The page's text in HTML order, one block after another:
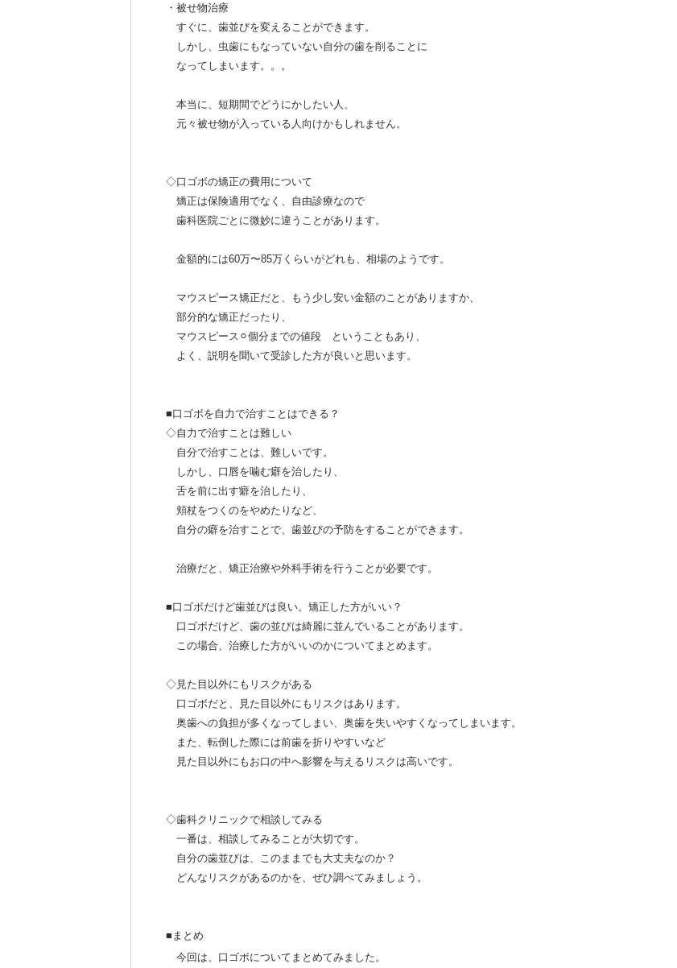
・被せ物治療
すぐに、歯並びを変えることができます。
しかし、虫歯にもなっていない自分の歯を削ることに
なってしまいます。。。
本当に、短期間でどうにかしたい人、
元々被せ物が入っている人向けかもしれません。
◇口ゴボの矯正の費用について
矯正は保険適用でなく、自由診療なので
歯科医院ごとに微妙に違うことがあります。
金額的には60万〜85万くらいがどれも、相場のようです。
マウスピース矯正だと、もう少し安い金額のことがありますか、
部分的な矯正だったり、
マウスピース⚪︎個分までの値段 ということもあり、
よく、説明を聞いて受診した方が良いと思います。
■口ゴボを自力で治すことはできる？
◇自力で治すことは難しい
自分で治すことは、難しいです。
しかし、口唇を噛む癖を治したり、
舌を前に出す癖を治したり、
頬杖をつくのをやめたりなど、
自分の癖を治すことで、歯並びの予防をすることができます。
治療だと、矯正治療や外科手術を行うことが必要です。
■口ゴボだけど歯並びは良い。矯正した方がいい？
口ゴボだけど、歯の並びは綺麗に並んでいることがあります。
この場合、治療した方がいいのかについてまとめます。
◇見た目以外にもリスクがある
口ゴボだと、見た目以外にもリスクはあります。
奥歯への負担が多くなってしまい、奥歯を失いやすくなってしまいます。
また、転倒した際には前歯を折りやすいなど
見た目以外にもお口の中へ影響を与えるリスクは高いです。
◇歯科クリニックで相談してみる
一番は、相談してみることが大切です。
自分の歯並びは、このままでも大丈夫なのか？
どんなリスクがあるのかを、ぜひ調べてみましょう。
■まとめ
今回は、口ゴボについてまとめてみました。